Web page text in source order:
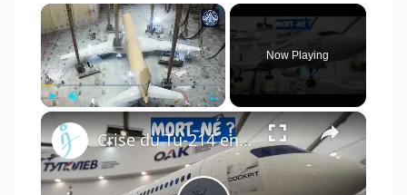
×
Fullscreen
Now Playing
×
Crise du Tu-214 en Russie : Pourquoi l’usine de Kazan ne peut pas livrer les avions à temps